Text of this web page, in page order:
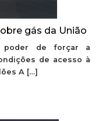
gás da União
poder de forçar a
de acesso à
A […]